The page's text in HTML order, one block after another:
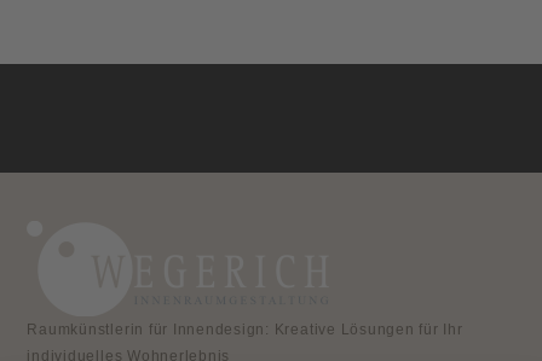
Raumkünstlerin für Innendesign: Kreative Lösungen für Ihr
individuelles Wohnerlebnis